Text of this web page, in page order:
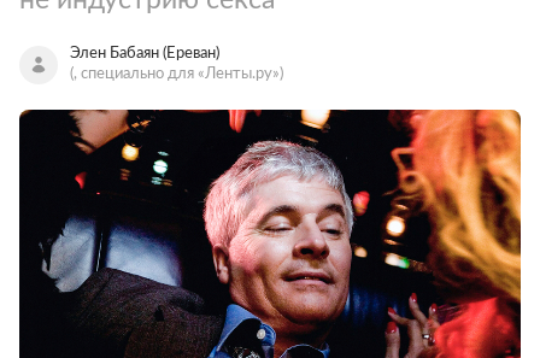
Элен Бабаян (Ереван)
(, специально для «Ленты.ру»)